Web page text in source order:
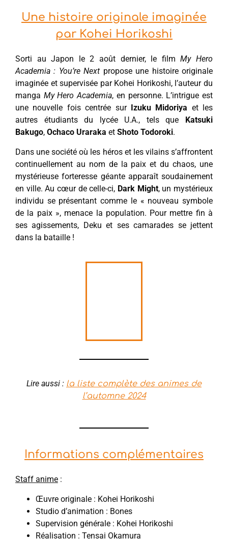
Une histoire originale imaginée
par Kohei Horikoshi
Sorti au Japon le 2 août dernier, le filmMy Hero
Academia : You’re Next propose une histoire originale
imaginée et supervisée par Kohei Horikoshi, l’auteur du
manga My Hero Academia, en personne. L’intrigue est
une nouvelle fois centrée surIzuku Midoriya et les
autres étudiants du lycée U.A., tels que Katsuki
Bakugo, Ochaco Uraraka et Shoto Todoroki.
Dans une société où les héros et les vilains s’affrontent
continuellement au nom de la paix et du chaos, une
mystérieuse forteresse géante apparaît soudainement
en ville. Au cœur de celle-ci, Dark Might, un mystérieux
individu se présentant comme le « nouveau symbole
de la paix », menace la population. Pour mettre fin à
ses agissements, Deku et ses camarades se jettent
dans la bataille !
Lire aussi : la liste complète des animes de
l’automne 2024
Informations complémentaires
Staff anime :
Œuvre originale : Kohei Horikoshi
Studio d’animation : Bones
Supervision générale : Kohei Horikoshi
Réalisation : Tensai Okamura